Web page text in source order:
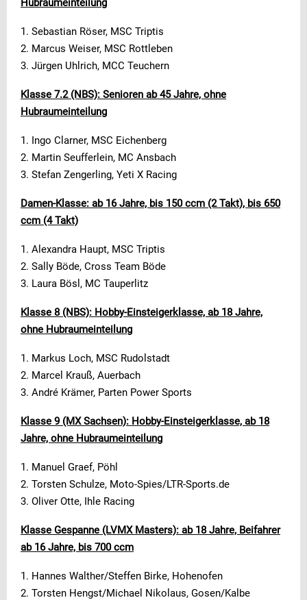
Hubraumeinteilung
1. Sebastian Röser, MSC Triptis
2. Marcus Weiser, MSC Rottleben
3. Jürgen Uhlrich, MCC Teuchern
Klasse 7.2 (NBS): Senioren ab 45 Jahre, ohne
Hubraumeinteilung
1. Ingo Clarner, MSC Eichenberg
2. Martin Seufferlein, MC Ansbach
3. Stefan Zengerling, Yeti X Racing
Damen-Klasse: ab 16 Jahre, bis 150 ccm (2 Takt), bis 650
ccm (4 Takt)
1. Alexandra Haupt, MSC Triptis
2. Sally Böde, Cross Team Böde
3. Laura Bösl, MC Tauperlitz
Klasse 8 (NBS): Hobby-Einsteigerklasse, ab 18 Jahre,
ohne Hubraumeinteilung
1. Markus Loch, MSC Rudolstadt
2. Marcel Krauß, Auerbach
3. André Krämer, Parten Power Sports
Klasse 9 (MX Sachsen): Hobby-Einsteigerklasse, ab 18
Jahre, ohne Hubraumeinteilung
1. Manuel Graef, Pöhl
2. Torsten Schulze, Moto-Spies/LTR-Sports.de
3. Oliver Otte, Ihle Racing
Klasse Gespanne (LVMX Masters): ab 18 Jahre, Beifahrer
ab 16 Jahre, bis 700 ccm
1. Hannes Walther/Steffen Birke, Hohenofen
2. Torsten Hengst/Michael Nikolaus, Gosen/Kalbe